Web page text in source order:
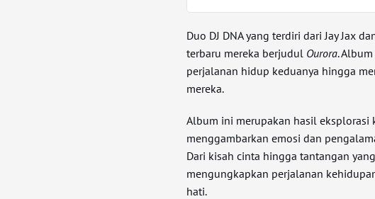
Duo DJ DNA yang terdiri dari Jay Jax
terbaru mereka berjudul Ourora.
perjalanan hidup keduanya hingga
mereka.
Album ini merupakan hasil eksplorasi
menggambarkan emosi dan
Dari kisah cinta hingga tantangan
mengungkapkan perjalanan
hati.